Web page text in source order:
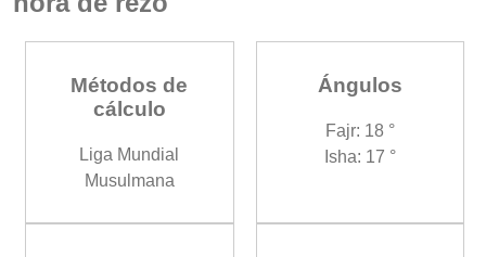
Métodos de
cálculo
Liga Mundial
Musulmana
Ángulos
Fajr: 18 °
Isha: 17 °